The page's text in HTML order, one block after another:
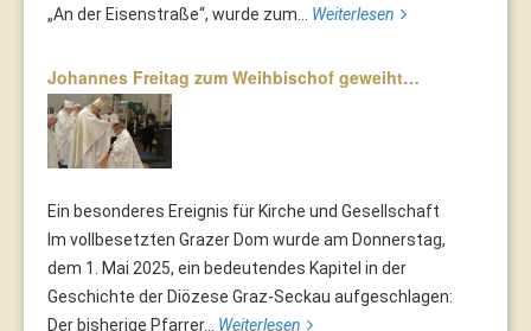
„An der Eisenstraße“, wurde zum... Weiterlesen
Johannes Freitag zum Weihbischof geweiht…
Ein besonderes Ereignis für Kirche und Gesellschaft
Im vollbesetzten Grazer Dom wurde am Donnerstag,
dem 1. Mai 2025, ein bedeutendes Kapitel in der
Geschichte der Diözese Graz-Seckau aufgeschlagen:
Der bisherige Pfarrer... Weiterlesen